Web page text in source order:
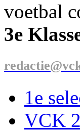
voetbal
3e
1e
VCK 2